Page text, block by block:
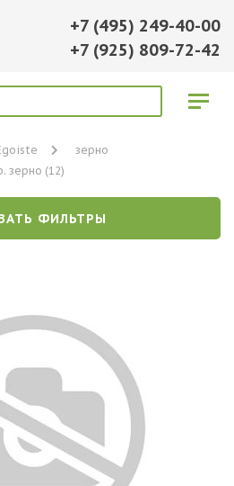
+7 (495) 249-40-00
+7 (925) 809-72-42
зерно
зерно (12)
ФИЛЬТРЫ